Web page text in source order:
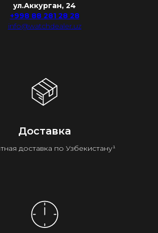
ул.Аккурган, 24
+998 88 281 28 28
info@watchdealer.uz
Доставка
доставка по Узбекистану¹